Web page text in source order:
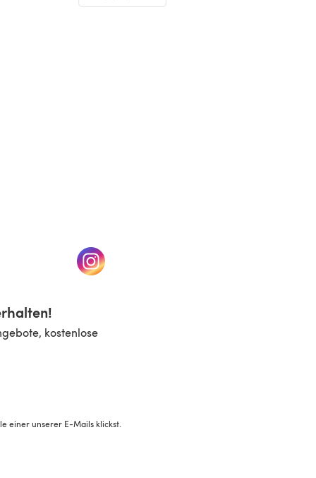
neuen Tab)(öffnet sich in einem neuen Tab)
kostenlose
einer unserer E-Mails klickst.